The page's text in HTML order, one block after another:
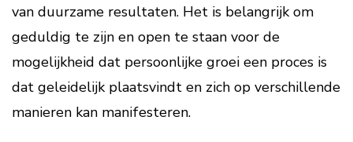
van duurzame resultaten. Het is belangrijk om
geduldig te zijn en open te staan voor de
mogelijkheid dat persoonlijke groei een proces is
dat geleidelijk plaatsvindt en zich op verschillende
manieren kan manifesteren.